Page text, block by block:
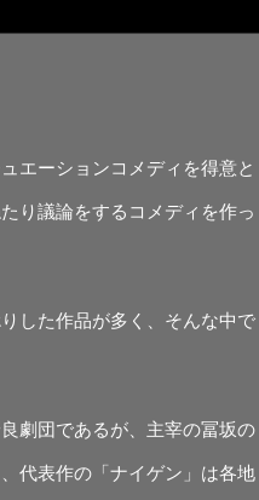
エーションコメディを得意と
り議論をするコメディを作っ
した作品が多く、そんな中で
劇団であるが、主宰の冨坂の
代表作の「ナイゲン」は各地